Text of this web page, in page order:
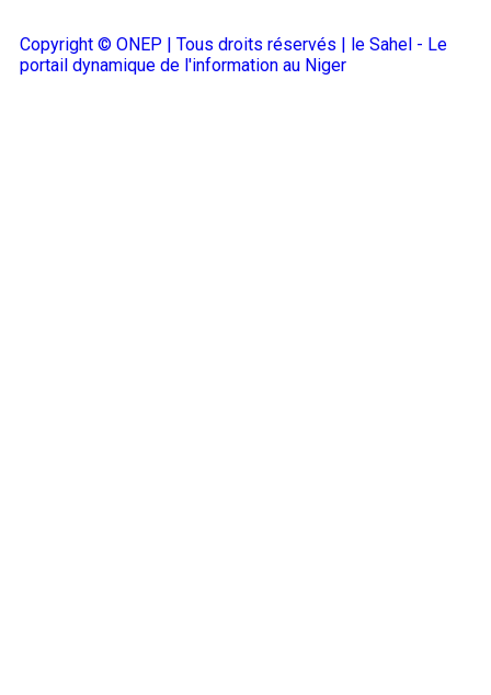
Copyright © ONEP | Tous droits réservés | le Sahel - Le
portail dynamique de l'information au Niger